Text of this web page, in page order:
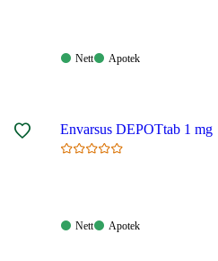
Nett:
Nett
Apotek:
Apotek
Envarsus DEPOTtab 1 mg
Nett:
Nett
Apotek:
Apotek